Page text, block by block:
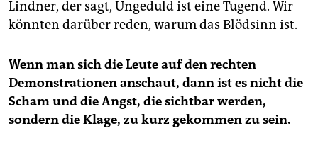
Lindner, der sagt, Ungeduld ist eine Tugend. Wir
könnten darüber reden, warum das Blödsinn ist.
Wenn man sich die Leute auf den rechten
Demonstrationen anschaut, dann ist es nicht die
Scham und die Angst, die sichtbar werden,
sondern die Klage, zu kurz gekommen zu sein.